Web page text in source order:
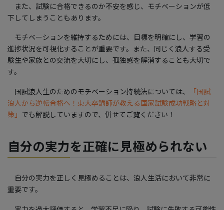
また、試験に合格できるのか不安を感じ、モチベーションが低
下してしまうこともあります。
モチベーションを維持するためには、目標を明確にし、学習の
進捗状況を可視化することが重要です。また、同じく浪人する受
験生や家族との交流を大切にし、孤独感を解消することも大切で
す。
国試浪人生のためのモチベーション持続法については、
「国試
浪人から逆転合格へ！東大卒講師が教える国家試験成功戦略と対
策」 でも解説していますので、併せてご覧ください！
自分の実力を正確に見極められない
自分の実力を正しく見極めることは、浪人生活において非常に
重要です。